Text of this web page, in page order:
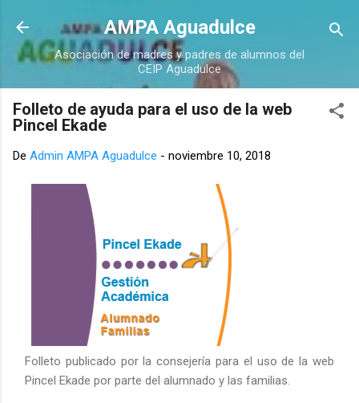
Ir al contenido principal
AMPA Aguadulce
Asociación de madres y padres de alumnos del
CEIP Aguadulce
Folleto de ayuda para el uso de la web
Pincel Ekade
De Admin AMPA Aguadulce - noviembre 10, 2018
Folleto publicado por la consejería para el uso de la web
Pincel Ekade por parte del alumnado y las familias.